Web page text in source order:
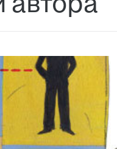
автора